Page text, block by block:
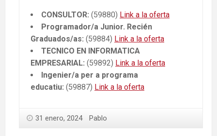
CONSULTOR: (59880) Link a la oferta
Programador/a Junior. Recién
Graduados/as: (59884) Link a la oferta
TECNICO EN INFORMATICA
EMPRESARIAL: (59892) Link a la oferta
Ingenier/a per a programa
educatiu: (59887) Link a la oferta
31 enero, 2024 Pablo